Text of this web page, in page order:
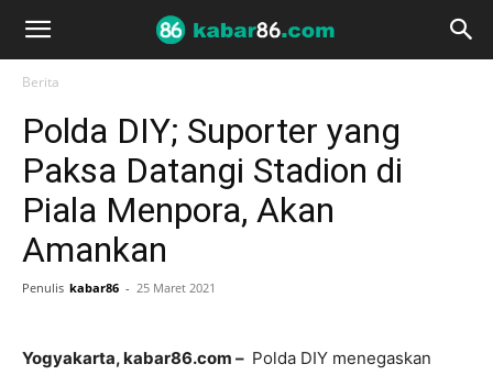
Berita
Polda DIY; Suporter yang
Paksa Datangi Stadion di
Piala Menpora, Akan
Amankan
Penulis kabar86 - 25 Maret 2021
Yogyakarta, kabar86.com – Polda DIY menegaskan